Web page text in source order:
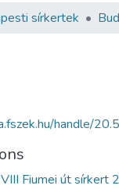
sírkertek
handle/
Fiumei út sírkert